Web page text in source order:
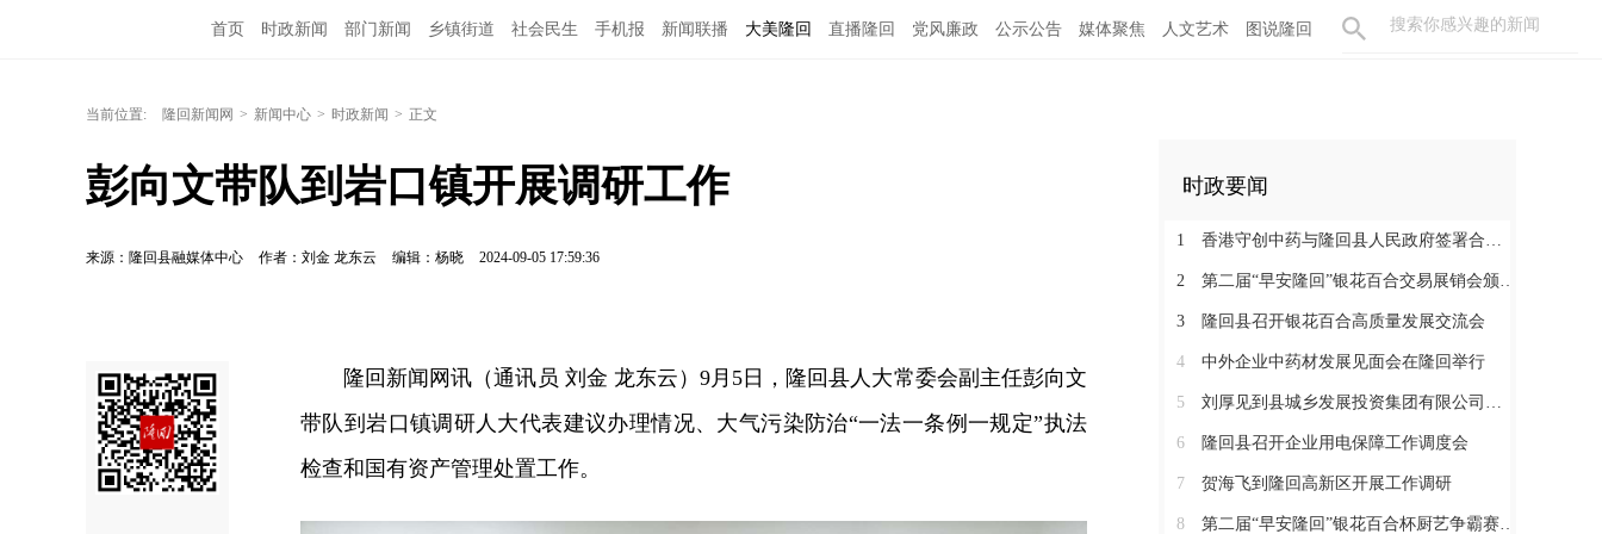
首页 时政新闻 部门新闻 乡镇街道 社会民生 手机报 新闻联播 大美隆回 直播隆回 党风廉政 公示公告 媒体聚焦 人文艺术 图说隆回
当前位置: 隆回新闻网 > 新闻中心 > 时政新闻 > 正文
彭向文带队到岩口镇开展调研工作
来源：隆回县融媒体中心 作者：刘金 龙东云 编辑：杨晓 2024-09-05 17:59:36
隆回新闻网讯（通讯员 刘金 龙东云）9月5日，隆回县人大常委会副主任彭向文
带队到岩口镇调研人大代表建议办理情况、大气污染防治“一法一条例一规定”执法
检查和国有资产管理处置工作。
时政要闻
1 香港守创中药与隆回县人民政府签署合作协议 共促中医药产业高质量发展
2 第二届“早安隆回”银花百合交易展销会颁奖大会举行
3 隆回县召开银花百合高质量发展交流会
4 中外企业中药材发展见面会在隆回举行
5 刘厚见到县城乡发展投资集团有限公司调研
6 隆回县召开企业用电保障工作调度会
7 贺海飞到隆回高新区开展工作调研
8 第二届“早安隆回”银花百合杯厨艺争霸赛启动